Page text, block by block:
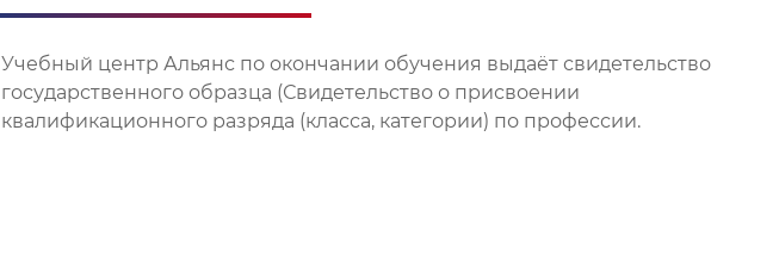
Учебный центр Альянс по окончании обучения выдаёт свидетельство
государственного образца (Свидетельство о присвоении
квалификационного разряда (класса, категории) по профессии.